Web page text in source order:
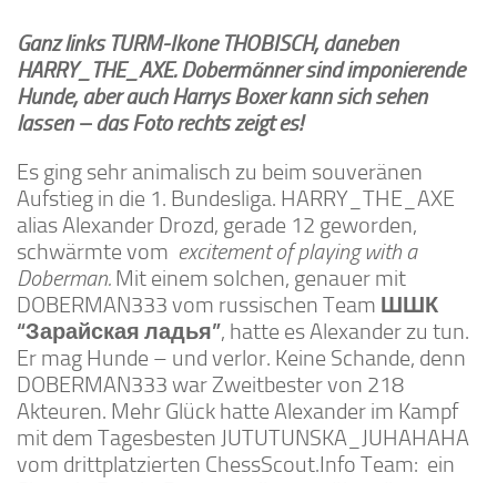
Ganz links TURM-Ikone THOBISCH, daneben
HARRY_THE_AXE. Dobermänner sind imponierende
Hunde, aber auch Harrys Boxer kann sich sehen
lassen –das Foto rechts zeigt es!
Es ging sehr animalisch zu beim souveränen
Aufstieg in die 1. Bundesliga. HARRY_THE_AXE
alias Alexander Drozd, gerade 12 geworden,
schwärmte vom excitement of playing with a
Doberman. Mit einem solchen, genauer mit
DOBERMAN333 vom russischen Team ШШК
“Зарайская ладья”, hatte es Alexander zu tun.
Er mag Hunde – und verlor. Keine Schande, denn
DOBERMAN333 war Zweitbester von 218
Akteuren. Mehr Glück hatte Alexander im Kampf
mit dem Tagesbesten JUTUTUNSKA_JUHAHAHA
vom drittplatzierten ChessScout.Info Team: ein